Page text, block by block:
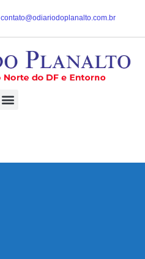
contato@odiariodoplanalto.com.br